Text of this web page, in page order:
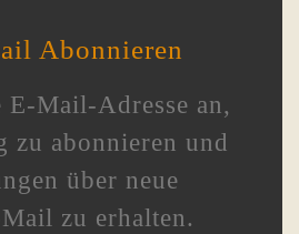
Abonnieren
E-Mail-Adresse an,
zu abonnieren und
über neue
zu erhalten.